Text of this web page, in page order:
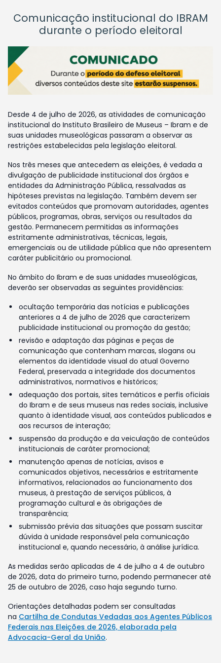
Comunicação institucional do IBRAM
durante o período eleitoral
Desde 4 de julho de 2026, as atividades de comunicação
institucional do Instituto Brasileiro de Museus – Ibram e de
suas unidades museológicas passaram a observar as
restrições estabelecidas pela legislação eleitoral.
Nos três meses que antecedem as eleições, é vedada a
divulgação de publicidade institucional dos órgãos e
entidades da Administração Pública, ressalvadas as
hipóteses previstas na legislação. Também devem ser
evitados conteúdos que promovam autoridades, agentes
públicos, programas, obras, serviços ou resultados da
gestão. Permanecem permitidas as informações
estritamente administrativas, técnicas, legais,
emergenciais ou de utilidade pública que não apresentem
caráter publicitário ou promocional.
No âmbito do Ibram e de suas unidades museológicas,
deverão ser observadas as seguintes providências:
ocultação temporária das notícias e publicações
anteriores a 4 de julho de 2026 que caracterizem
publicidade institucional ou promoção da gestão;
revisão e adaptação das páginas e peças de
comunicação que contenham marcas, slogans ou
elementos da identidade visual do atual Governo
Federal, preservada a integridade dos documentos
administrativos, normativos e históricos;
adequação dos portais, sites temáticos e perfis oficiais
do Ibram e de seus museus nas redes sociais, inclusive
quanto à identidade visual, aos conteúdos publicados e
aos recursos de interação;
suspensão da produção e da veiculação de conteúdos
institucionais de caráter promocional;
manutenção apenas de notícias, avisos e
comunicados objetivos, necessários e estritamente
informativos, relacionados ao funcionamento dos
museus, à prestação de serviços públicos, à
programação cultural e às obrigações de
transparência;
submissão prévia das situações que possam suscitar
dúvida à unidade responsável pela comunicação
institucional e, quando necessário, à análise jurídica.
As medidas serão aplicadas de 4 de julho a 4 de outubro
de 2026, data do primeiro turno, podendo permanecer até
25 de outubro de 2026, caso haja segundo turno.
Orientações detalhadas podem ser consultadas
na Cartilha de Condutas Vedadas aos Agentes Públicos
Federais nas Eleições de 2026, elaborada pela
Advocacia-Geral da União.